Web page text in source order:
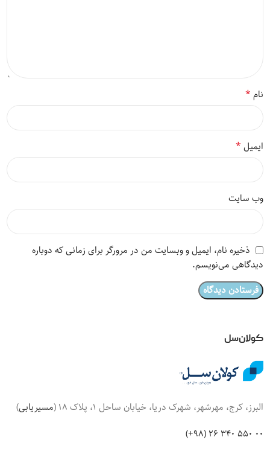
نام*
ایمیل*
وب‌ سایت
ذخیره نام، ایمیل و وبسایت من در مرورگر برای زمانی که دوباره
دیدگاهی می‌نویسم.
کولان‌سل
البرز، کرج، مهرشهر، شهرک دریا، خیابان ساحل 1، پلاک 18 ( مسیریابی)
00 550 340 26 (98+)